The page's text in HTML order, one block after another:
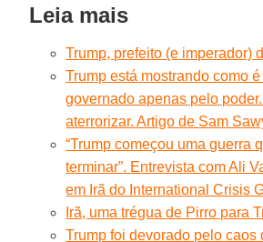
Leia mais
Trump, prefeito (e imperador)
Trump está mostrando como
governado apenas pelo
aterrorizar. Artigo de Sam
“Trump começou uma guerra
terminar”. Entrevista com Ali
em Irã do International Crisis
Irã, uma trégua de Pirro para
Trump foi devorado pelo caos